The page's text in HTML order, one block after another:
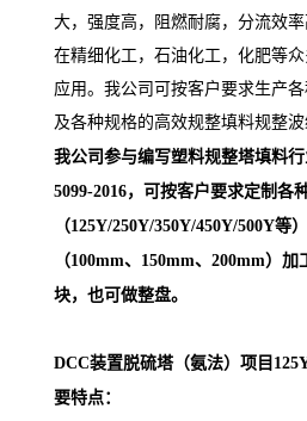
大， 强度高，阻燃耐腐， 分流效率
在精细化工，石油化工，化肥等
应用。我公司可按客户要求生产
及各种规格的高效规整填料规整波
我公司参与编写塑料规整塔填料
5099-2016，可按客户要求定制各
（125Y/250Y/350Y/450Y/500Y等
（100mm、150mm、200mm）
块，也可做整盘。
DCC装置脱硫塔（氨法）项目
要特点：